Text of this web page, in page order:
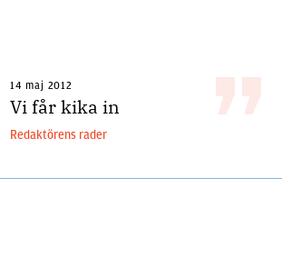
14 maj 2012
Vi får kika in
Redaktörens rader